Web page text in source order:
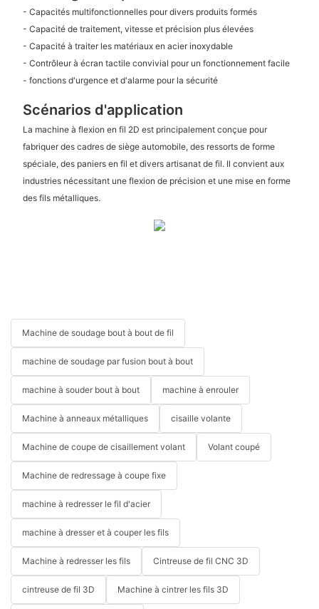
- Capacités multifonctionnelles pour divers produits formés
- Capacité de traitement, vitesse et précision plus élevées
- Capacité à traiter les matériaux en acier inoxydable
- Contrôleur à écran tactile convivial pour un fonctionnement facile
- fonctions d'urgence et d'alarme pour la sécurité
Scénarios d'application
La machine à flexion en fil 2D est principalement conçue pour
fabriquer des cadres de siège automobile, des ressorts de forme
spéciale, des paniers en fil et divers artisanat de fil. Il convient aux
industries nécessitant une flexion de précision et une mise en forme
des fils métalliques.
Machine de soudage bout à bout de fil
machine de soudage par fusion bout à bout
machine à souder bout à bout machine à enrouler
Machine à anneaux métalliques cisaille volante
Machine de coupe de cisaillement volant Volant coupé
Machine de redressage à coupe fixe
machine à redresser le fil d'acier
machine à dresser et à couper les fils
Machine à redresser les fils Cintreuse de fil CNC 3D
cintreuse de fil 3D Machine à cintrer les fils 3D